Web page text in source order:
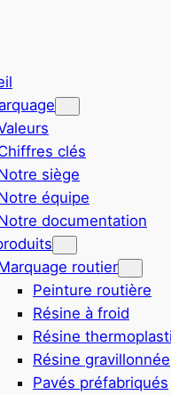
clés
siège
équipe
documentation
routier
Peinture routière
Résine à froid
Résine
Résine gravillonnée
Pavés préfabriqués